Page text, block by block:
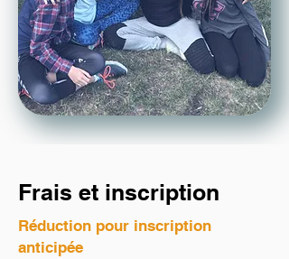
Frais et inscription
​Réduction pour inscription
anticipée